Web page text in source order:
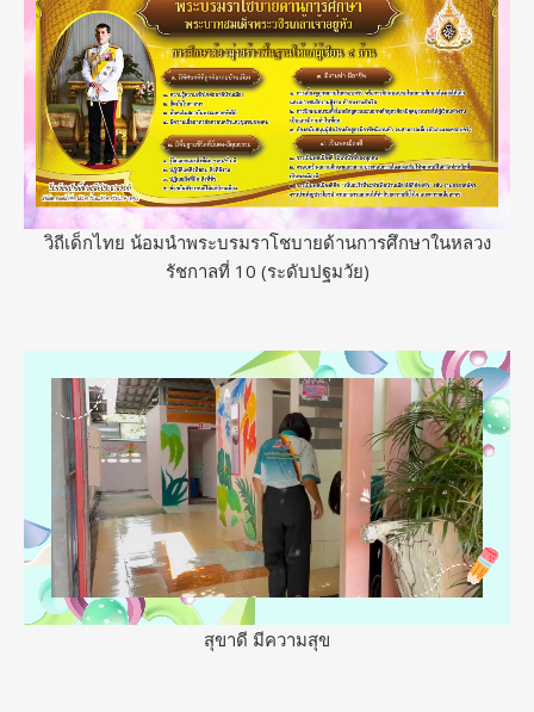
วิถีเด็กไทย น้อมนำพระบรมราโชบายด้านการศึกษาในหลวง
รัชกาลที่ 10 (ระดับปฐมวัย)
สุขาดี มีความสุข